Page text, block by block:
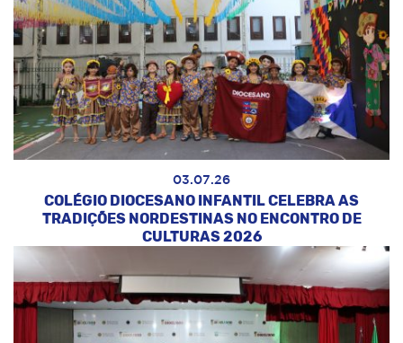
03.07.26
COLÉGIO DIOCESANO INFANTIL CELEBRA AS
TRADIÇÕES NORDESTINAS NO ENCONTRO DE
CULTURAS 2026